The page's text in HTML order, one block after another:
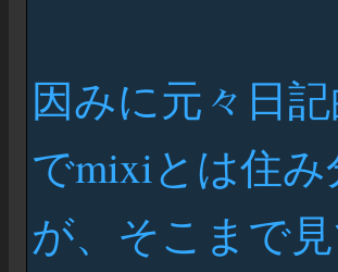
因みに元々日
でmixiとは住
が、そこまで